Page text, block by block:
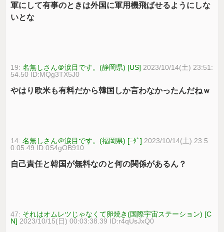
軍にして有事のときは外国に軍用機飛ばせるようにしな
いとな
19:名無しさん＠涙目です。(静岡県) [US] 2023/10/14(土) 23:51:
54.50 ID:MQg3TX5J0
やはり欧米も有料だから韓国しか言わなかったんだねｗ
14:名無しさん＠涙目です。(福岡県) [ﾆﾀﾞ] 2023/10/14(土) 23:5
0:05.49 ID:0S4gOB910
自己責任と韓国が無料なのと何の関係があるん？
47: それはオムレツじゃなくて卵焼き(国際宇宙ステーション) [C
N] 2023/10/15(日) 00:03:38.39 ID:r4qUsJxQ0